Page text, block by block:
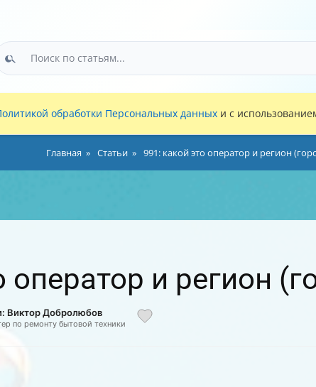
обработки Персональных данных и с
Главная Статьи 991: какой это оператор и регион
оператор и регион
Виктор Добролюбов
по ремонту бытовой техники